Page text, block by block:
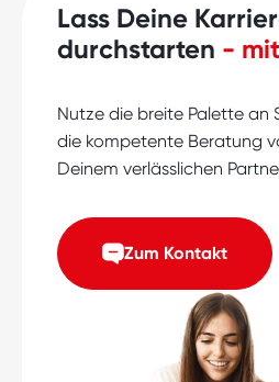
Lass Deine
durchstarten -
Nutze die breite Palette an
die kompetente Beratung
Deinem verlässlichen
Zum Kontakt